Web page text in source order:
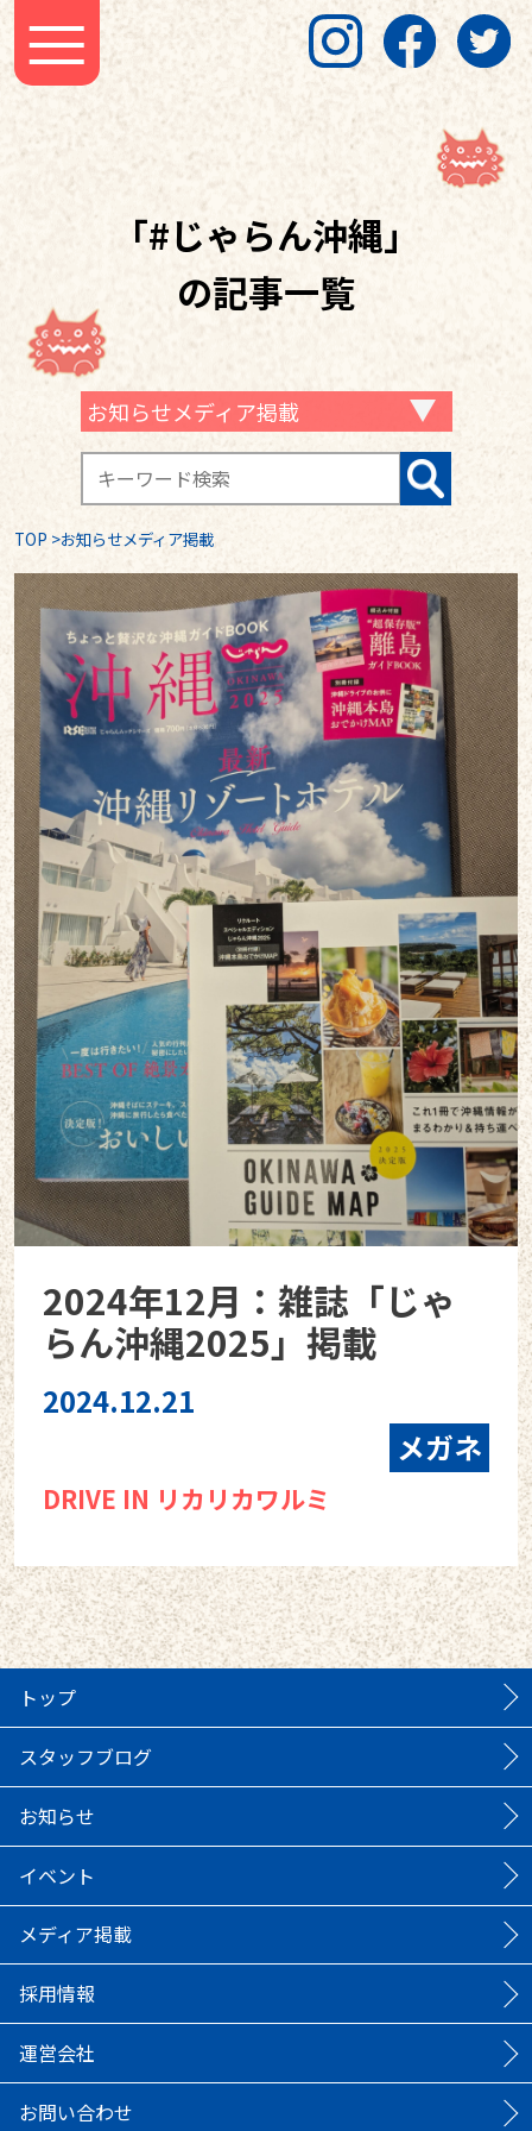
「#じゃらん沖縄」
の記事一覧
お知らせメディア掲載
TOP >お知らせメディア掲載
2024年12月：雑誌「じゃ
らん沖縄2025」掲載
2024.12.21
メガネ
DRIVE IN リカリカワルミ
トップ
スタッフブログ
お知らせ
イベント
メディア掲載
採用情報
運営会社
お問い合わせ